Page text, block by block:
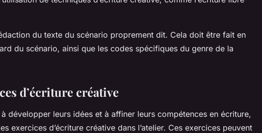
du texte du scénario proprement dit. Cela doit être fait en
du scénario, ainsi que les codes spécifiques du genre de la
d’écriture créative
développer leurs idées et à affiner leurs compétences en écriture,
exercices d’écriture créative dans l’atelier. Ces exercices peuvent